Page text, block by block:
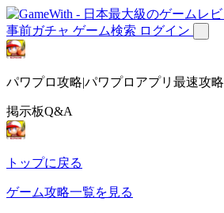
事前ガチャ ゲーム検索 ログイン
パワプロ攻略|パワプロアプリ最速攻略
掲示板Q&A
トップに戻る
ゲーム攻略一覧を見る